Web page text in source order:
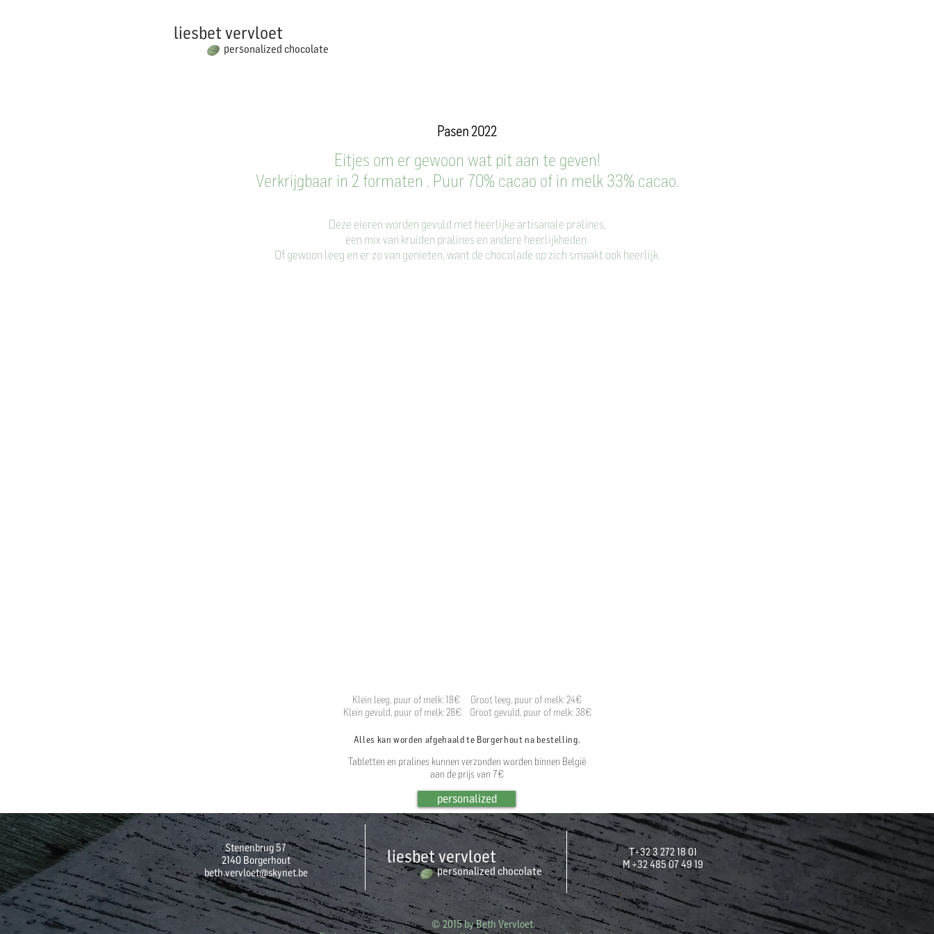
liesbet vervloet
personalized chocolate
Pasen 2022
Eitjes om er gewoon wat pit aan te geven!
Verkrijgbaar in 2 formaten . Puur 70% cacao of in melk 33% cacao.
Deze eieren worden gevuld met heerlijke artisanale pralines,
een mix van kruiden pralines en andere heerlijkheden.
Of gewoon leeg en er zo van genieten, want de chocolade op zich smaakt ook heerlijk.
Klein leeg, puur of melk: 18€ Groot leeg, puur of melk: 24€
Klein gevuld, puur of melk: 28€ Groot gevuld, puur of melk: 38€
Alles kan worden afgehaald te Borgerhout na bestelling.
Tabletten en pralines kunnen verzonden worden binnen België
aan de prijs van 7€
personalized
Stenenbrug 57
2140 Borgerhout
beth.vervloet@skynet.be
personalized chocolate
liesbetvervloet
T+32 3 272 18 01
M +32 485 07 49 19
© 2015 by Beth Vervloet.